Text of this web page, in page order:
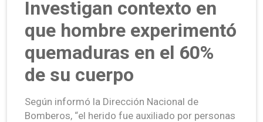
Investigan contexto en
que hombre experimentó
quemaduras en el 60%
de su cuerpo
Según informó la Dirección Nacional de
Bomberos, “el herido fue auxiliado por personas